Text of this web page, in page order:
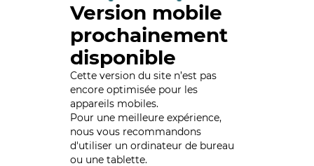
Version mobile
prochainement
disponible
Cette version du site n’est pas
encore optimisée pour les
appareils mobiles.
Pour une meilleure expérience,
nous vous recommandons
d'utiliser un ordinateur de bureau
ou une tablette.